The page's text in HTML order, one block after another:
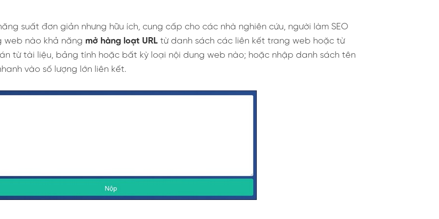
suất đơn giản nhưng hữu ích, cung cấp cho các nhà nghiên cứu, người làm SEO
web nào khả năng mở hàng loạt URL từ danh sách các liên kết trang web hoặc từ
từ tài liệu, bảng tính hoặc bất kỳ loại nội dung web nào; hoặc nhập danh sách tên
vào số lượng lớn liên kết.